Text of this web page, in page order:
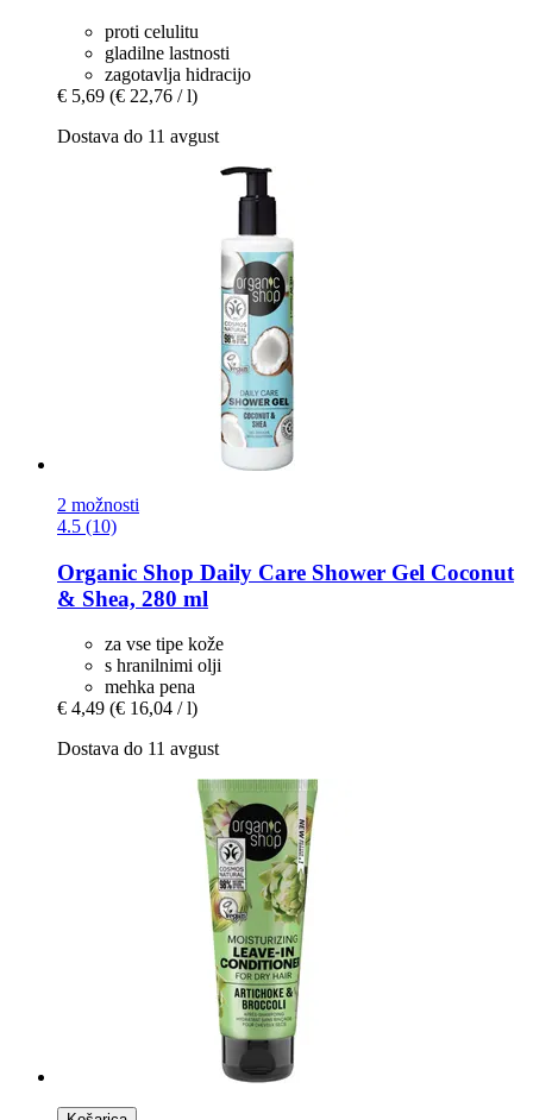
proti celulitu
gladilne lastnosti
zagotavlja hidracijo
€ 5,69 (€ 22,76 / l)
Dostava do 11 avgust
2 možnosti
4.5 (10)
Organic Shop Daily Care Shower Gel Coconut
& Shea, 280 ml
za vse tipe kože
s hranilnimi olji
mehka pena
€ 4,49 (€ 16,04 / l)
Dostava do 11 avgust